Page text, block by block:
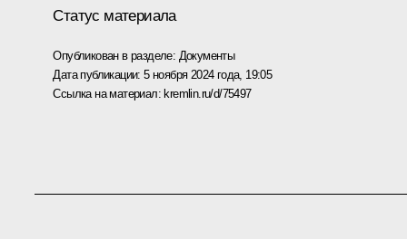
Статус материала
Опубликован в разделе: Документы
Дата публикации:5 ноября 2024 года, 19:05
Ссылка на материал: kremlin.ru/d/75497